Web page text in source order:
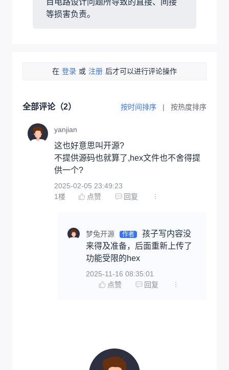
等损害负责。
在 登录 或 注册 后才可以进行评论操作
全部评论（2） 按时间排序 | 按热度排序
yanjian
这也好意思叫开源?
不提供源码也就算了,hex文件也不舍得提
供一个?
2025-02-05 23:49:23
1楼 点赞 回复
梦兔开源 作者
孩子写内容没
来得及准备，后面重新上传了
功能受限的hex
2025-11-16 08:35:01
点赞
回复